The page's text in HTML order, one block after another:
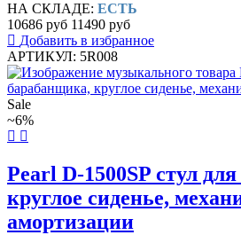
НА СКЛАДЕ: ЕСТЬ
10686 руб 11490 руб
Добавить в избранное
АРТИКУЛ: 5R008
Sale
~6%
Pearl D-1500SP стул
круглое сиденье,
амортизации